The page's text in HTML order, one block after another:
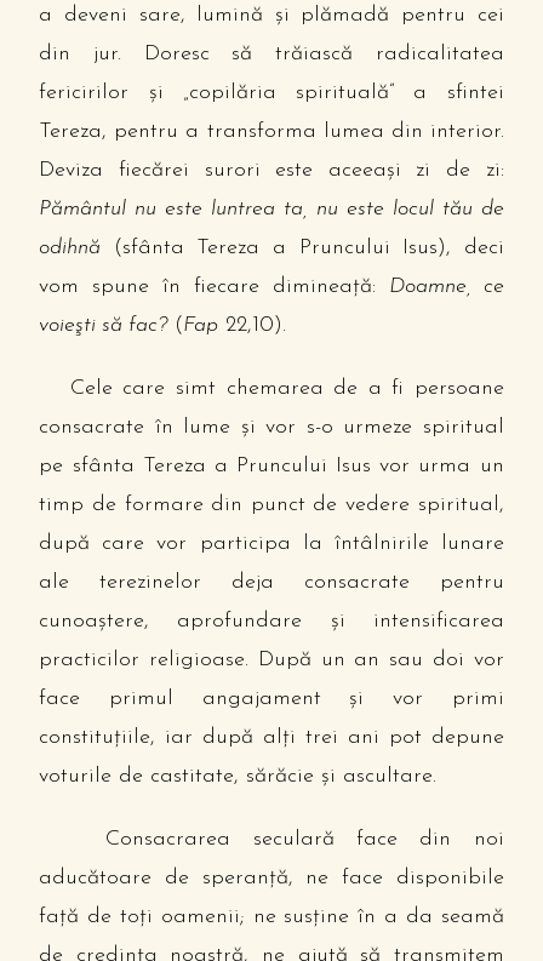
a deveni sare, lumină şi plămadă pentru cei
din jur. Doresc să trăiască radicalitatea
fericirilor şi „copilăria spirituală” a sfintei
Tereza, pentru a transforma lumea din interior.
Deviza fiecărei surori este aceeaşi zi de zi:
Pământul nu este luntrea ta, nu este locul tău de
odihnă (sfânta Tereza a Pruncului Isus), deci
vom spune în fiecare dimineaţă: Doamne, ce
voieşti să fac?(Fap 22,10).
Cele care simt chemarea de a fi persoane
consacrate în lume şi vor s-o urmeze spiritual
pe sfânta Tereza a Pruncului Isus vor urma un
timp de formare din punct de vedere spiritual,
după care vor participa la întâlnirile lunare
ale terezinelor deja consacrate pentru
cunoaştere, aprofundare şi intensificarea
practicilor religioase. După un an sau doi vor
face primul angajament şi vor primi
constituţiile, iar după alţi trei ani pot depune
voturile de castitate, sărăcie şi ascultare.
Consacrarea seculară face din noi
aducătoare de speranţă, ne face disponibile
faţă de toţi oamenii; ne susţine în a da seamă
de credinţa noastră, ne ajută să transmitem